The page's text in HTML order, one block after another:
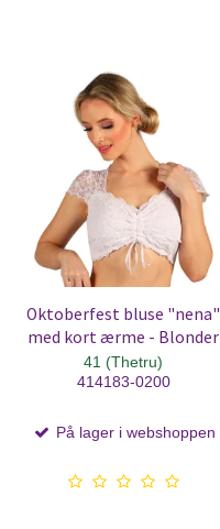
Oktoberfest bluse "nena"
med kort ærme - Blonder
41 (Thetru)
414183-0200
På lager i webshoppen